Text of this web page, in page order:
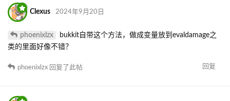
Clexus 2024年9月20日
phoenixlzx
bukkit自带这个方法，做成变量放到evaldamage之
类的里面好像不错？
回复
phoenixlzx 回复了此帖